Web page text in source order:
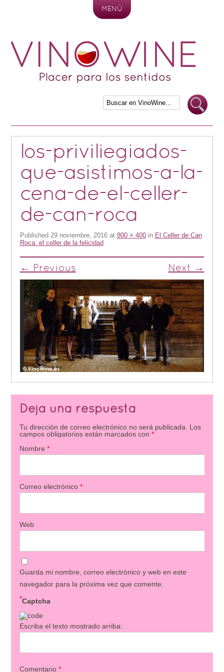
MENÚ
los-priviliegiados-
que-asistimos-a-la-
cena-de-el-celler-
de-can-roca
Published 29 noviembre, 2016at 800 × 400in El Celler de Can
Roca: el celler de la felicidad
← Previous Next →
Deja una respuesta
Tu dirección de correo electrónico no será publicada.
Los
campos obligatorios están marcados con *
Nombre *
Correo electrónico *
Web
Guarda mi nombre, correo electrónico y web en este
navegador para la próxima vez que comente.
Captcha
*
Escriba el texto mostrado arriba:
Comentario *